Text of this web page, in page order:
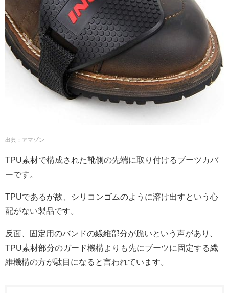
出典：アマゾン
TPU素材で構成された靴側の先端に取り付けるブーツカバ
ーです。
TPUであるが故、シリコンゴムのように溶け出すという心
配がない製品です。
反面、固定用のバンドの繊維部分が脆いという声があり、
TPU素材部分のガード機構よりも先にブーツに固定する繊
維機構の方が駄目になると言われています。